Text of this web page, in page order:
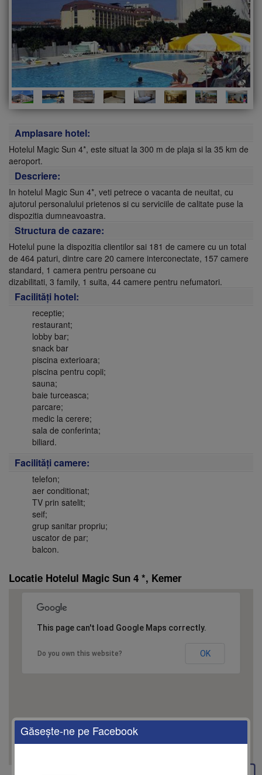
Amplasare hotel:
Hotelul Magic Sun 4*, este situat la 300 m de plaja si la 35 km de
aeroport.
Descriere:
In hotelul Magic Sun 4*, veti petrece o vacanta de neuitat, cu
ajutorul personalului prietenos si cu serviciile de calitate puse la
dispozitia dumneavoastra.
Structura de cazare:
Hotelul pune la dispozitia clientilor sai 181 de camere cu un total
de 464 paturi, dintre care 20 camere interconectate, 157 camere
standard, 1 camera pentru persoane cu
dizabilitati, 3 family, 1 suita, 44 camere pentru nefumatori.
Facilităţi hotel:
receptie;
restaurant;
lobby bar;
snack bar
piscina exterioara;
piscina pentru copii;
sauna;
baie turceasca;
parcare;
medic la cerere;
sala de conferinta;
biliard.
Facilităţi camere:
telefon;
aer conditionat;
TV prin satelit;
seif;
grup sanitar propriu;
uscator de par;
balcon.
Locatie Hotelul Magic Sun 4 *, Kemer
This page can't load Google Maps correctly.
Do you own this website? OK
Găseşte-ne pe Facebook